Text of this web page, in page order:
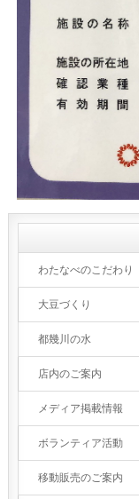
わたなべのこだわり
大豆づくり
都幾川の水
店内のご案内
メディア掲載情報
ボランティア活動
移動販売のご案内